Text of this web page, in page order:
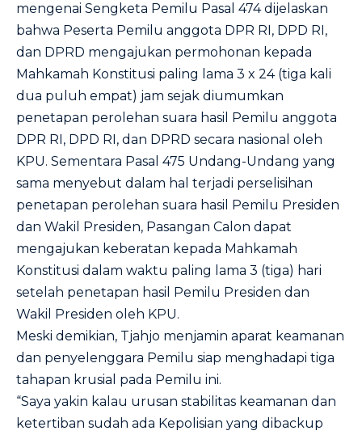
mengenai Sengketa Pemilu Pasal 474 dijelaskan
bahwa Peserta Pemilu anggota DPR RI, DPD RI,
dan DPRD mengajukan permohonan kepada
Mahkamah Konstitusi paling lama 3 x 24 (tiga kali
dua puluh empat) jam sejak diumumkan
penetapan perolehan suara hasil Pemilu anggota
DPR RI, DPD RI, dan DPRD secara nasional oleh
KPU. Sementara Pasal 475 Undang-Undang yang
sama menyebut dalam hal terjadi perselisihan
penetapan perolehan suara hasil Pemilu Presiden
dan Wakil Presiden, Pasangan Calon dapat
mengajukan keberatan kepada Mahkamah
Konstitusi dalam waktu paling lama 3 (tiga) hari
setelah penetapan hasil Pemilu Presiden dan
Wakil Presiden oleh KPU.
Meski demikian, Tjahjo menjamin aparat keamanan
dan penyelenggara Pemilu siap menghadapi tiga
tahapan krusial pada Pemilu ini.
“Saya yakin kalau urusan stabilitas keamanan dan
ketertiban sudah ada Kepolisian yang dibackup